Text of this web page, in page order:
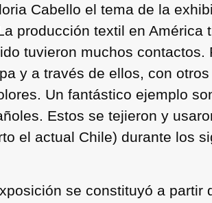
Cabello el tema de la
producción textil en
tuvieron muchos
y a través de ellos, con
Un fantástico ejemplo
Estos se tejieron y
el actual Chile) durante los
se constituyó a